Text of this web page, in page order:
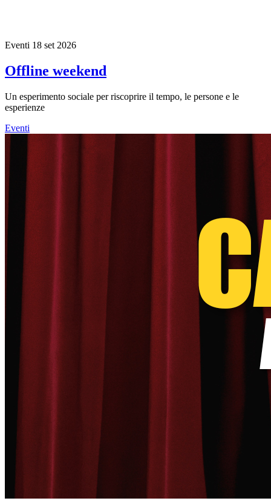
Eventi 18 set 2026
Offline weekend
Un esperimento sociale per riscoprire il tempo, le persone e le
esperienze
Eventi